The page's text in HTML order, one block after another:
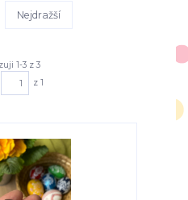
Nejdražší
1-3 z 3
z 1